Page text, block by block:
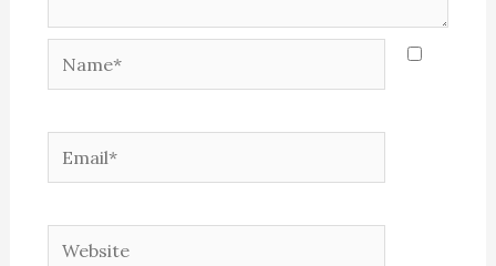
Name*
Email*
Website